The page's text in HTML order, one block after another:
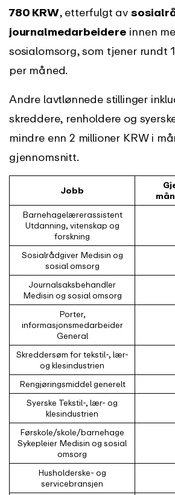
780 KRW, etterfulgt av
journalmedarbeidere innen
sosialomsorg, som tjener rundt
per måned.
Andre lavtlønnede stillinger
skreddere, renholdere og
mindre enn 2 millioner KRW i
gjennomsnitt.
Jobb
Barnehagelærerassistent
Utdanning, vitenskap og
forskning
Sosialrådgiver Medisin og
sosial omsorg
Journalsaksbehandler
Medisin og sosial omsorg
Porter,
informasjonsmedarbeider
General
Skreddersøm for tekstil-, lær-
og klesindustrien
Rengjøringsmiddel generelt
Syerske Tekstil-, lær- og
klesindustrien
Førskole/skole/barnehage
Sykepleier Medisin og sosial
omsorg
Husholderske- og
servicebransjen